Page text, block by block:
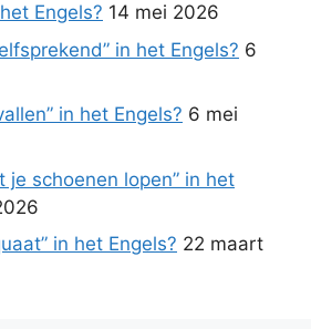
Engels? 14 mei 2026
in het Engels? 6
in het Engels? 6 mei
je schoenen lopen” in het
in het Engels? 22 maart